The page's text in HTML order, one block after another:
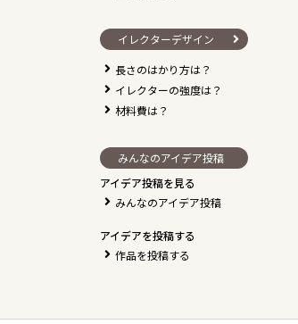
イレクターデザイン
長さのはかり方は？
イレクターの強度は？
材料費は？
みんなのアイデア投稿
アイデア投稿を見る
みんなのアイデア投稿
アイデアを投稿する
作品を投稿する